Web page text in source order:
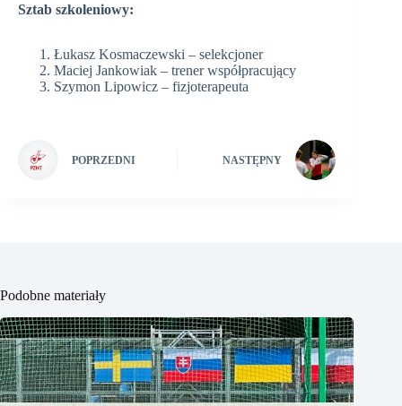
Sztab szkoleniowy:
Łukasz Kosmaczewski – selekcjoner
Maciej Jankowiak – trener współpracujący
Szymon Lipowicz – fizjoterapeuta
POPRZEDNI NASTĘPNY
Podobne materiały